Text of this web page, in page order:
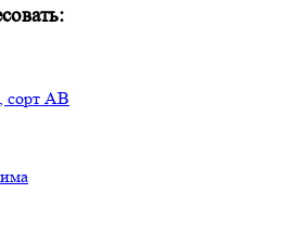
сорт АВ